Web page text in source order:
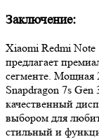
Заключение:
Xiaomi Redmi Note
предлагает
сегменте. Мощная
Snapdragon 7s Gen
качественный
выбором для
стильный и